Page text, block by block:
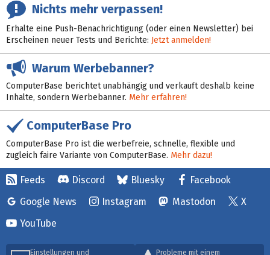
Nichts mehr verpassen!
Erhalte eine Push-Benachrichtigung (oder einen Newsletter) bei
Erscheinen neuer Tests und Berichte: Jetzt anmelden!
Warum Werbebanner?
ComputerBase berichtet unabhängig und verkauft deshalb keine
Inhalte, sondern Werbebanner. Mehr erfahren!
ComputerBase Pro
ComputerBase Pro ist die werbefreie, schnelle, flexible und
zugleich faire Variante von ComputerBase. Mehr dazu!
Feeds Discord Bluesky
Facebook
Google News
Instagram Mastodon
X
YouTube
Einstellungen und Probleme mit einem